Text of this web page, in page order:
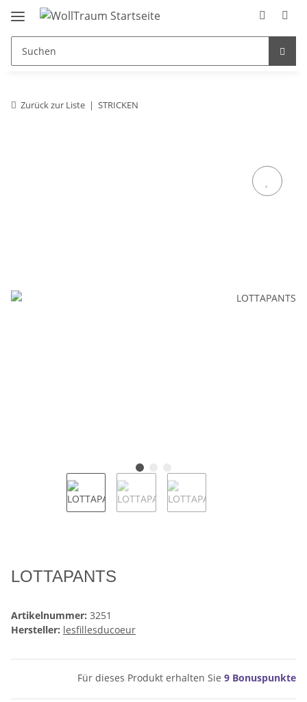
Zurück zur Liste STRICKEN
LOTTAPANTS
Artikelnummer: 3251
Hersteller: lesfillesducoeur
Für dieses Produkt erhalten Sie 9 Bonuspunkte